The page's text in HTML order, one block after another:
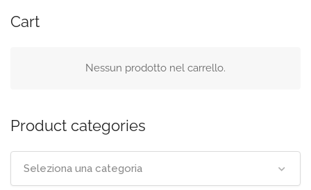
Cart
Nessun prodotto nel carrello.
Product categories
Seleziona una categoria